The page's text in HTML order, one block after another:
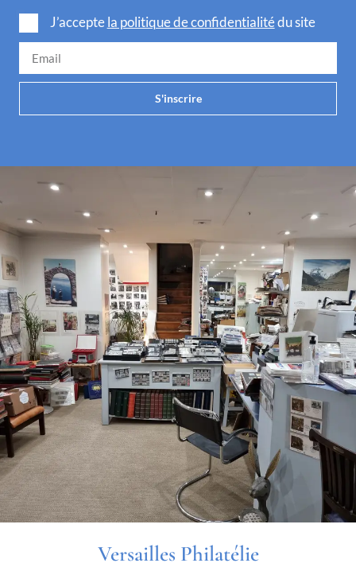
J’acceptela politique de confidentialitédu site
S'inscrire
Versailles Philatélie